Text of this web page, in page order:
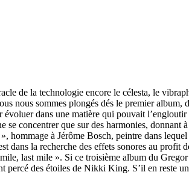
de la technologie encore le célesta, le
nous sommes plongés dés le premier
dans une matière qui pouvait
concentrer que sur des harmonies,
à Jérôme Bosch, peintre dans
dans la recherche des effets sonores au
last mile ». Si ce troisième album du
percé des étoiles de Nikki King. S’il en reste